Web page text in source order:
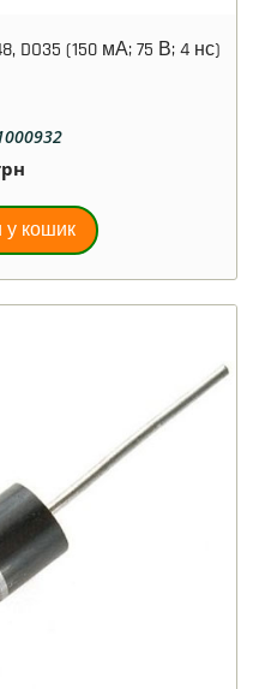
DO35 (150 мА; 75 В; 4 нс)
у кошик